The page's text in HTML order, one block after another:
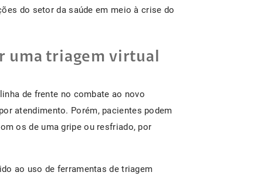
do setor da saúde em meio à crise do
uma triagem virtual
de frente no combate ao novo
atendimento. Porém, pacientes podem
os de uma gripe ou resfriado, por
ao uso de ferramentas de triagem